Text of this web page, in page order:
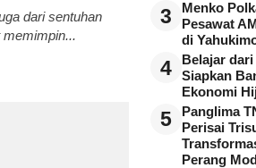
dari sentuhan
memimpin...
3
Menko
Pesawat
di
4
Belajar
Siapkan
Ekonomi
5
Panglima
Perisai
Perang